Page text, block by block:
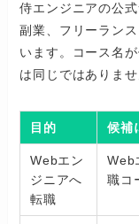
侍エンジニアの公
副業、フリーラン
います。コース名
は同じではありませ
目的 候補
Webエン
ジニアへ
転職
Web
職コ